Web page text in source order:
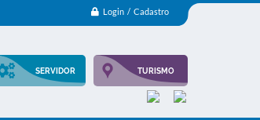
Login / Cadastro
SERVIDOR TURISMO